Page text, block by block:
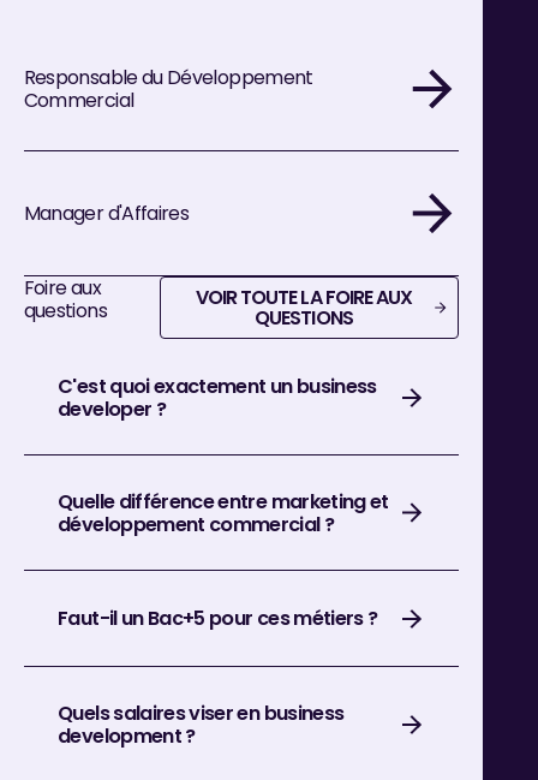
Responsable du Développement
Commercial
Manager d'Affaires
Foire aux
questions
voir toute la foire aux questions
VOIR TOUTE LA FOIRE AUX
QUESTIONS
C'est quoi exactement un business
developer ?
Quelle différence entre marketing et
développement commercial ?
Faut-il un Bac+5 pour ces métiers ?
Quels salaires viser en business
development ?